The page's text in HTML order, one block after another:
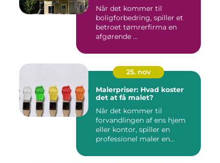
Når det kommer til
boligforbedring, spiller et
betroet tømrerfirma en
afgørende ...
25. nov
Malerpriser: Hvad koster
det at få malet?
Når det kommer til
forvandlingen af ens hjem
eller kontor, spiller en
professionel maler en